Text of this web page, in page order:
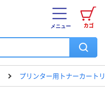
カゴ
メニュー
プリンター用トナーカート